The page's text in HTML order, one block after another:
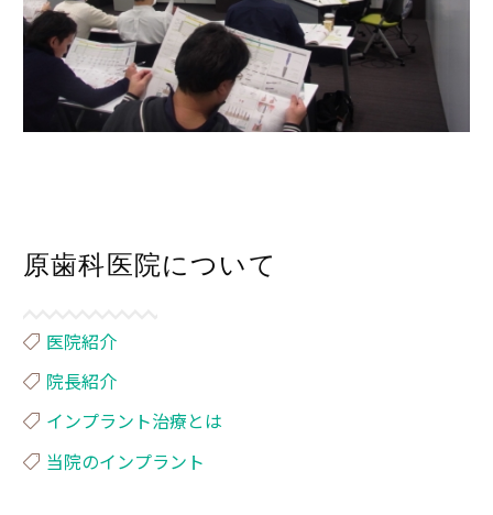
原歯科医院について
医院紹介
院長紹介
インプラント治療とは
当院のインプラント